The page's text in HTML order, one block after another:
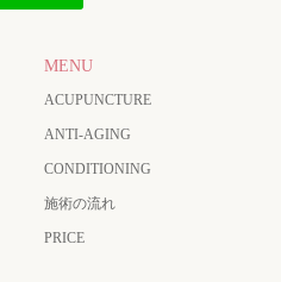
MENU
ACUPUNCTURE
ANTI-AGING
CONDITIONING
施術の流れ
PRICE